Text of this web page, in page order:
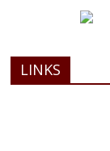
LINKS